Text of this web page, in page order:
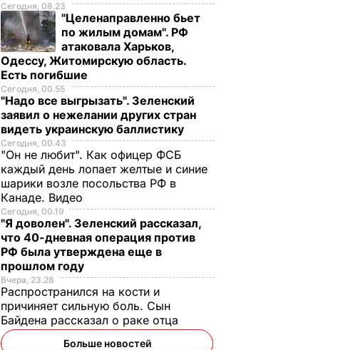
Сегодня, 08.23
"Целенаправленно бьет
по жилым домам". РФ
атаковала Харьков,
Одессу, Житомирскую область.
Есть погибшие
Сегодня, 00.55
"Надо все выгрызать". Зеленский
заявил о нежелании других стран
видеть украинскую баллистику
Сегодня, 00.43
"Он не любит". Как офицер ФСБ
каждый день лопает желтые и синие
шарики возле посольства РФ в
Канаде. Видео
Сегодня, 00.19
"Я доволен". Зеленский рассказал,
что 40-дневная операция против
РФ была утверждена еще в
прошлом году
Вчера, 23.28
Распространился на кости и
причиняет сильную боль. Сын
Байдена рассказал о раке отца
Больше новостей